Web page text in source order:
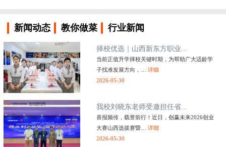
新闻动态 教你做菜 行业新闻
择校优选｜山西新东方职业...
当前正值升学择校关键时期，为帮助广大适龄学
子找准发展方向，…详细
2026-05-30
我校刘晓东老师受邀担任省...
喜报频传，载誉前行！近日，创赢未来2026创业
大赛山西选拔赛暨…详细
2026-05-30